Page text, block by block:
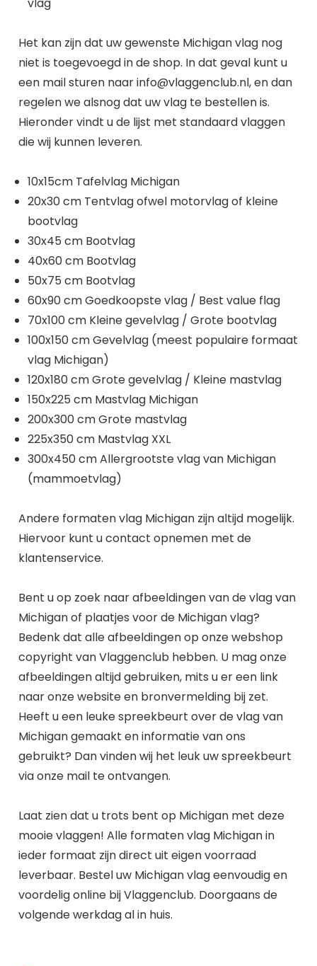
Het kan zijn dat uw gewenste Michigan vlag nog
niet is toegevoegd in de shop. In dat geval kunt u
een mail sturen naar info@vlaggenclub.nl, en dan
regelen we alsnog dat uw vlag te bestellen is.
Hieronder vindt u de lijst met standaard vlaggen
die wij kunnen leveren.
10x15cm Tafelvlag Michigan
20x30 cm Tentvlag ofwel motorvlag of kleine
bootvlag
30x45 cm Bootvlag
40x60 cm Bootvlag
50x75 cm Bootvlag
60x90 cm Goedkoopste vlag / Best value flag
70x100 cm Kleine gevelvlag / Grote bootvlag
100x150 cm Gevelvlag (meest populaire formaat
vlag Michigan)
120x180 cm Grote gevelvlag / Kleine mastvlag
150x225 cm Mastvlag Michigan
200x300 cm Grote mastvlag
225x350 cm Mastvlag XXL
300x450 cm Allergrootste vlag van Michigan
(mammoetvlag)
Andere formaten vlag Michigan zijn altijd mogelijk.
Hiervoor kunt u contact opnemen met de
klantenservice.
Bent u op zoek naar afbeeldingen van de vlag van
Michigan of plaatjes voor de Michigan vlag?
Bedenk dat alle afbeeldingen op onze webshop
copyright van Vlaggenclub hebben. U mag onze
afbeeldingen altijd gebruiken, mits u er een link
naar onze website en bronvermelding bij zet.
Heeft u een leuke spreekbeurt over de vlag van
Michigan gemaakt en informatie van ons
gebruikt? Dan vinden wij het leuk uw spreekbeurt
via onze mail te ontvangen.
Laat zien dat u trots bent op Michigan met deze
mooie vlaggen! Alle formaten vlag Michigan in
ieder formaat zijn direct uit eigen voorraad
leverbaar. Bestel uw Michigan vlag eenvoudig en
voordelig online bij Vlaggenclub. Doorgaans de
volgende werkdag al in huis.